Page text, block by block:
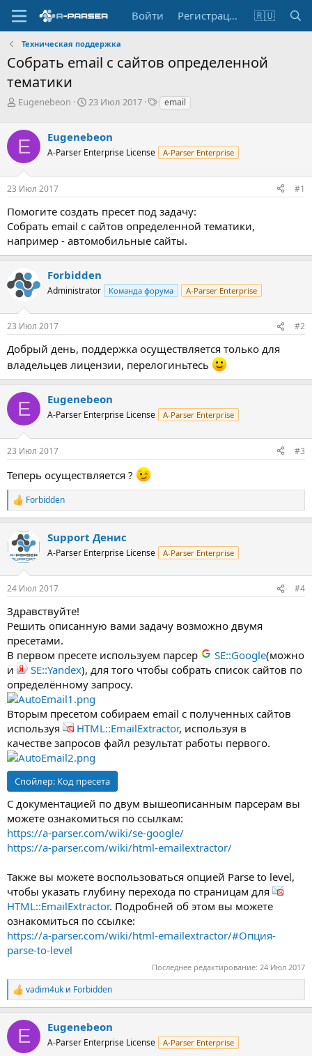
Войти Регистрация 🇷🇺
Техническая поддержка
Собрать email с сайтов определенной
тематики
А
о
р
т
е
м
ы
Eugenebeon
Д
а
н
ч
л
а
23 Июл 2017
Тemail
E Eugenebeon
A-Parser Enterprise License A-Parser Enterprise
23 Июл 2017 #1
Помогите создать пресет под задачу:
Собрать email с сайтов определенной тематики,
например - автомобильные сайты.
Forbidden
Administrator Команда форума A-Parser Enterprise
23 Июл 2017 #2
Добрый день, поддержка осуществляется только для
владельцев лицензии, перелогиньтесь
E Eugenebeon
A-Parser Enterprise License A-Parser Enterprise
23 Июл 2017 #3
Теперь осуществляется ?
Р
е
к
ц
и
Forbidden
Support Денис
A-Parser Enterprise License A-Parser Enterprise
24 Июл 2017 #4
Здравствуйте!
Решить описанную вами задачу возможно двумя
пресетами.
В первом пресете используем парсер
SE::Google(можно
и
SE::Yandex), для того чтобы собрать список сайтов по
определённому запросу.
Вторым пресетом собираем email с полученных сайтов
используя
HTML::EmailExtractor, используя в
качестве запросов файл результат работы первого.
Спойлер: Код пресета
С документацией по двум вышеописанным парсерам вы
можете ознакомиться по ссылкам:
https://a-parser.com/wiki/se-google/
https://a-parser.com/wiki/html-emailextractor/
Также вы можете воспользоваться опцией Parse to level,
чтобы указать глубину перехода по страницам для
HTML::EmailExtractor. Подробней об этом вы можете
ознакомиться по ссылке:
https://a-parser.com/wiki/html-emailextractor/#Опция-
parse-to-level
Последнее редактирование: 24 Июл 2017
Р
е
к
и
vadim4uk и Forbidden
E Eugenebeon
A-Parser Enterprise License A-Parser Enterprise